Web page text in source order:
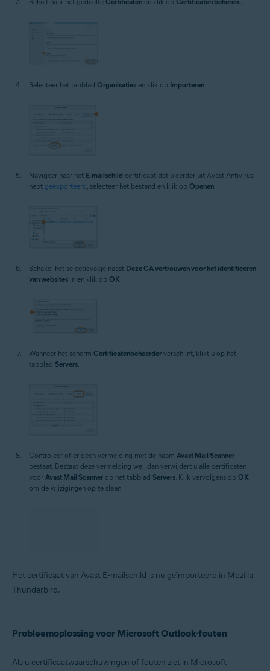
Selecteer het tabblad Organisaties en klik op Importeren
Navigeer naar het E-mailschild-certificaat dat u eerder uit Avast Antivirus
hebt geëxporteerd , selecteer het bestand en klik op Openen
Schakel het selectievakje naast Deze CA vertrouwen voor het identificeren
van websites in en klik op OK.
Wanneer het scherm Certificatenbeheerder verschijnt, klikt u op het
tabblad Servers
Controleer of er geen vermelding met de naam Avast Mail Scanner
bestaat. Bestaat deze vermelding wel, dan verwijdert u alle certificaten
voor Avast Mail Scanner op het tabblad Servers. Klik vervolgens op OK
om de wijzigingen op te slaan.
Het certificaat van Avast E-mailschild is nu geïmporteerd in Mozilla
Thunderbird.
Probleemoplossing voor Microsoft Outlook-fouten
Als u certificaatwaarschuwingen of fouten ziet in Microsoft